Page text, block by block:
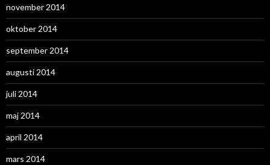
november 2014
oktober 2014
september 2014
augusti 2014
juli 2014
maj 2014
april 2014
mars 2014